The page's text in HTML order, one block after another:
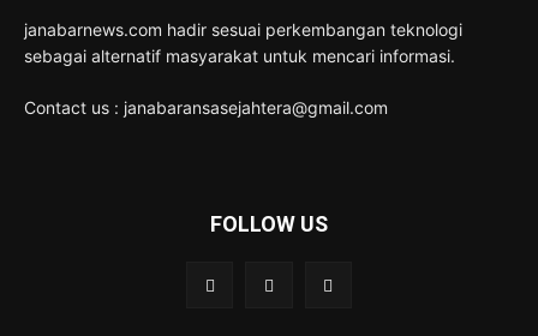
janabarnews.com hadir sesuai perkembangan teknologi
sebagai alternatif masyarakat untuk mencari informasi.
Contact us : janabaransasejahtera@gmail.com
FOLLOW US